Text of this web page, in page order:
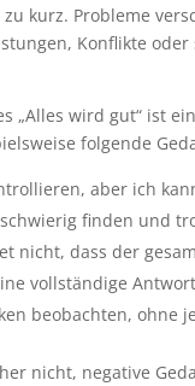
kurz. Probleme
Konflikte
„Alles wird gut“ ist
folgende
aber ich
finden und
nicht, dass der
vollständige
beobachten, ohne
nicht, negative